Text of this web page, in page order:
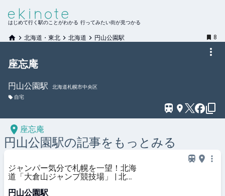
はじめて行く駅のことがわかる 行ってみたい街が見つかる
北海道・東北 北海道 円山公園駅 8
座忘庵
円山公園駅
北海道札幌市中央区
自宅
座忘庵
円山公園駅の記事をもっとみる
ジャンパー気分で札幌を一望！北海
道「大倉山ジャンプ競技場」 | 北海
円山公園駅